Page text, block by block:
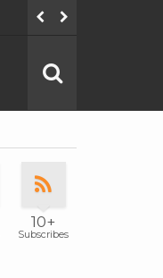
10+
Subscribes